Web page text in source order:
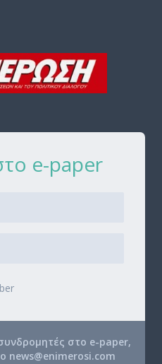
e-paper
στο e-paper,
news@enimerosi.com